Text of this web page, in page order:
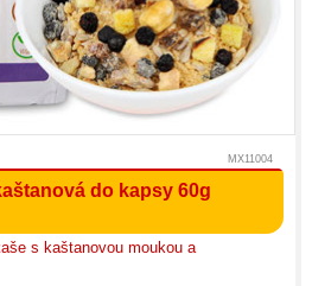
do kapsy 60g
s kaštanovou moukou a
MX11004